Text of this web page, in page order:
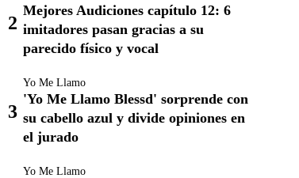
Mejores Audiciones capítulo 12: 6
imitadores pasan gracias a su
parecido físico y vocal
Yo Me Llamo
'Yo Me Llamo Blessd' sorprende con
su cabello azul y divide opiniones en
el jurado
Yo Me Llamo